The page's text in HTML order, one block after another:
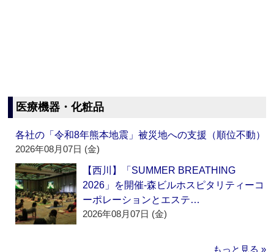
医療機器・化粧品
各社の「令和8年熊本地震」被災地への支援（順位不動）
2026年08月07日 (金)
【西川】「SUMMER BREATHING
2026」を開催‐森ビルホスピタリティーコ
ーポレーションとエステ…
2026年08月07日 (金)
もっと見る »